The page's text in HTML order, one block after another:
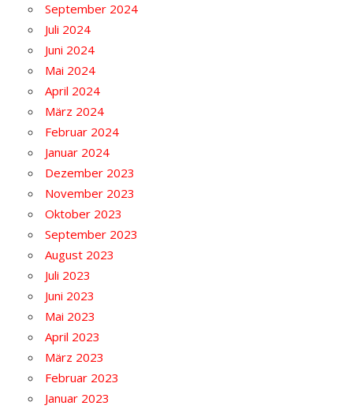
September 2024
Juli 2024
Juni 2024
Mai 2024
April 2024
März 2024
Februar 2024
Januar 2024
Dezember 2023
November 2023
Oktober 2023
September 2023
August 2023
Juli 2023
Juni 2023
Mai 2023
April 2023
März 2023
Februar 2023
Januar 2023